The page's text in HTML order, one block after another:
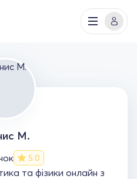
М.
5.0
та фізики онлайн з